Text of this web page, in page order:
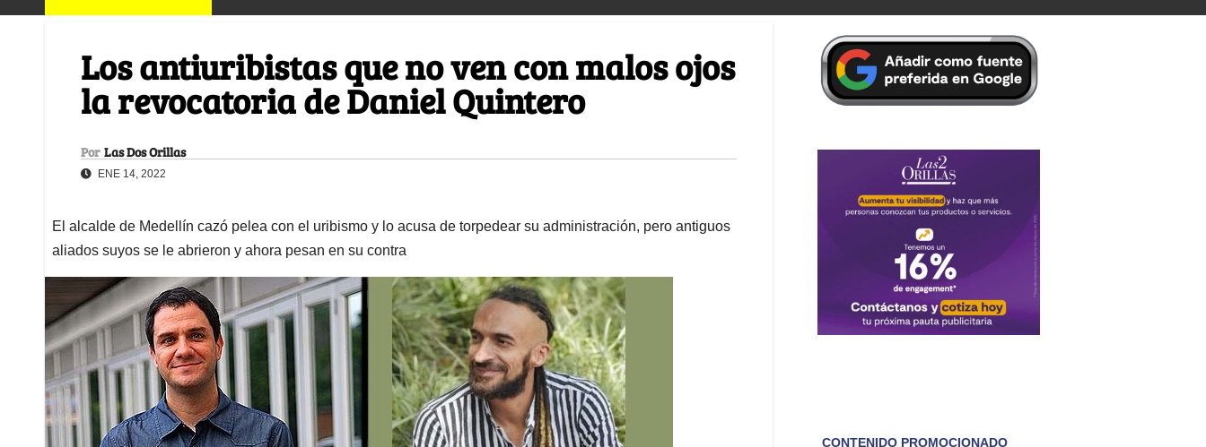
Los antiuribistas que no ven con malos ojos
la revocatoria de Daniel Quintero
Por Las Dos Orillas
ENE 14, 2022
El alcalde de Medellín cazó pelea con el uribismo y lo acusa de torpedear su administración, pero antiguos
aliados suyos se le abrieron y ahora pesan en su contra